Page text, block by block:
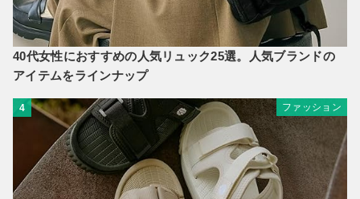
40代女性におすすめの人気リュック25選。人気ブランドの
アイテムをラインナップ
4 ファッション